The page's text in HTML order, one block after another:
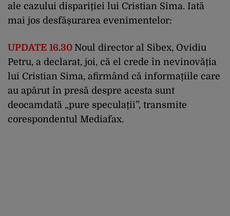
ale cazului dispariției lui Cristian Sima. Iată
mai jos desfășurarea evenimentelor:
UPDATE 16.30 Noul director al Sibex, Ovidiu
Petru, a declarat, joi, că el crede în nevinovăția
lui Cristian Sima, afirmând că informațiile care
au apărut în presă despre acesta sunt
deocamdată „pure speculații”, transmite
corespondentul Mediafax.